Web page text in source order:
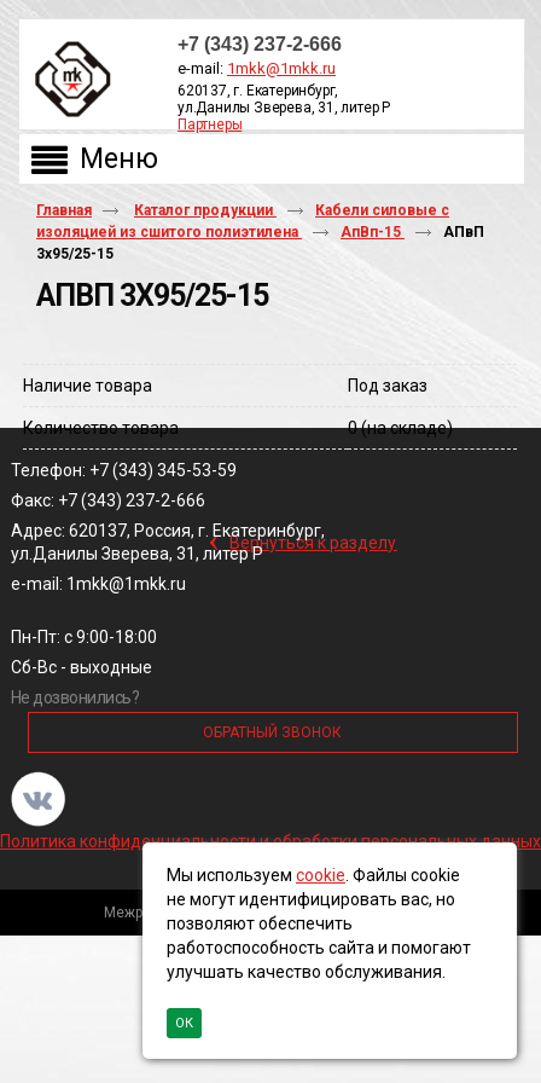
+7 (343) 237-2-666
e-mail: 1mkk@1mkk.ru
620137, г. Екатеринбург,
ул.Данилы Зверева, 31, литер Р
Партнеры
Главная Каталог продукции
Кабели силовые с
изоляцией из сшитого полиэтилена
АпВп-15
АПвП
3х95/25-15
АПВП 3Х95/25-15
Наличие товара Под заказ
Количество товара 0(на складе)
‹ Вернуться к разделу
Телефон: +7 (343) 345-53-59
Факс: +7 (343) 237-2-666
Адрес: 620137, Россия, г. Екатеринбург,
ул.Данилы Зверева, 31, литер Р
e-mail: 1mkk@1mkk.ru
Пн-Пт: с 9:00-18:00
Сб-Вс - выходные
Не дозвонились?
ОБРАТНЫЙ ЗВОНОК
Политика конфиденциальности и обработки персональных данных
Межрегиональная кабельная компания, 2016 ©
Мы используем cookie . Файлы cookie
не могут идентифицировать вас, но
позволяют обеспечить
работоспособность сайта и помогают
улучшать качество обслуживания.
ОК